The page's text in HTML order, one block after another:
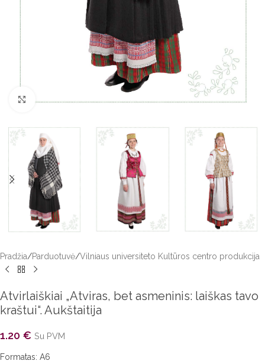
Pradžia/Parduotuvė/Vilniaus universiteto Kultūros centro produkcija
Atvirlaiškiai „Atviras, bet asmeninis: laiškas tavo
kraštui“. Aukštaitija
1.20 € Su PVM
Formatas: A6